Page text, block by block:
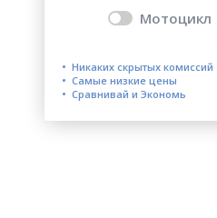
Мотоцикл
Никаких скрытых комиссий
Самые низкие цены
Сравнивай и Экономь